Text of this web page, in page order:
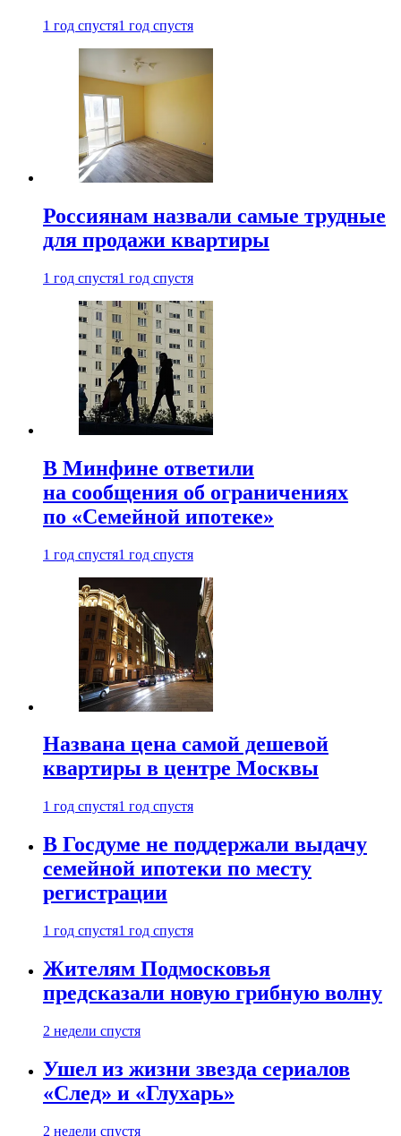
1 год спустя1 год спустя
Россиянам назвали самые трудные
для продажи квартиры
1 год спустя1 год спустя
В Минфине ответили
на сообщения об ограничениях
по «Семейной ипотеке»
1 год спустя1 год спустя
Названа цена самой дешевой
квартиры в центре Москвы
1 год спустя1 год спустя
В Госдуме не поддержали выдачу
семейной ипотеки по месту
регистрации
1 год спустя1 год спустя
Жителям Подмосковья
предсказали новую грибную волну
2 недели спустя
Ушел из жизни звезда сериалов
«След» и «Глухарь»
2 недели спустя